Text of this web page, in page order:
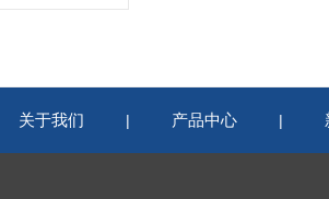
关于我们 | 产品中心 |